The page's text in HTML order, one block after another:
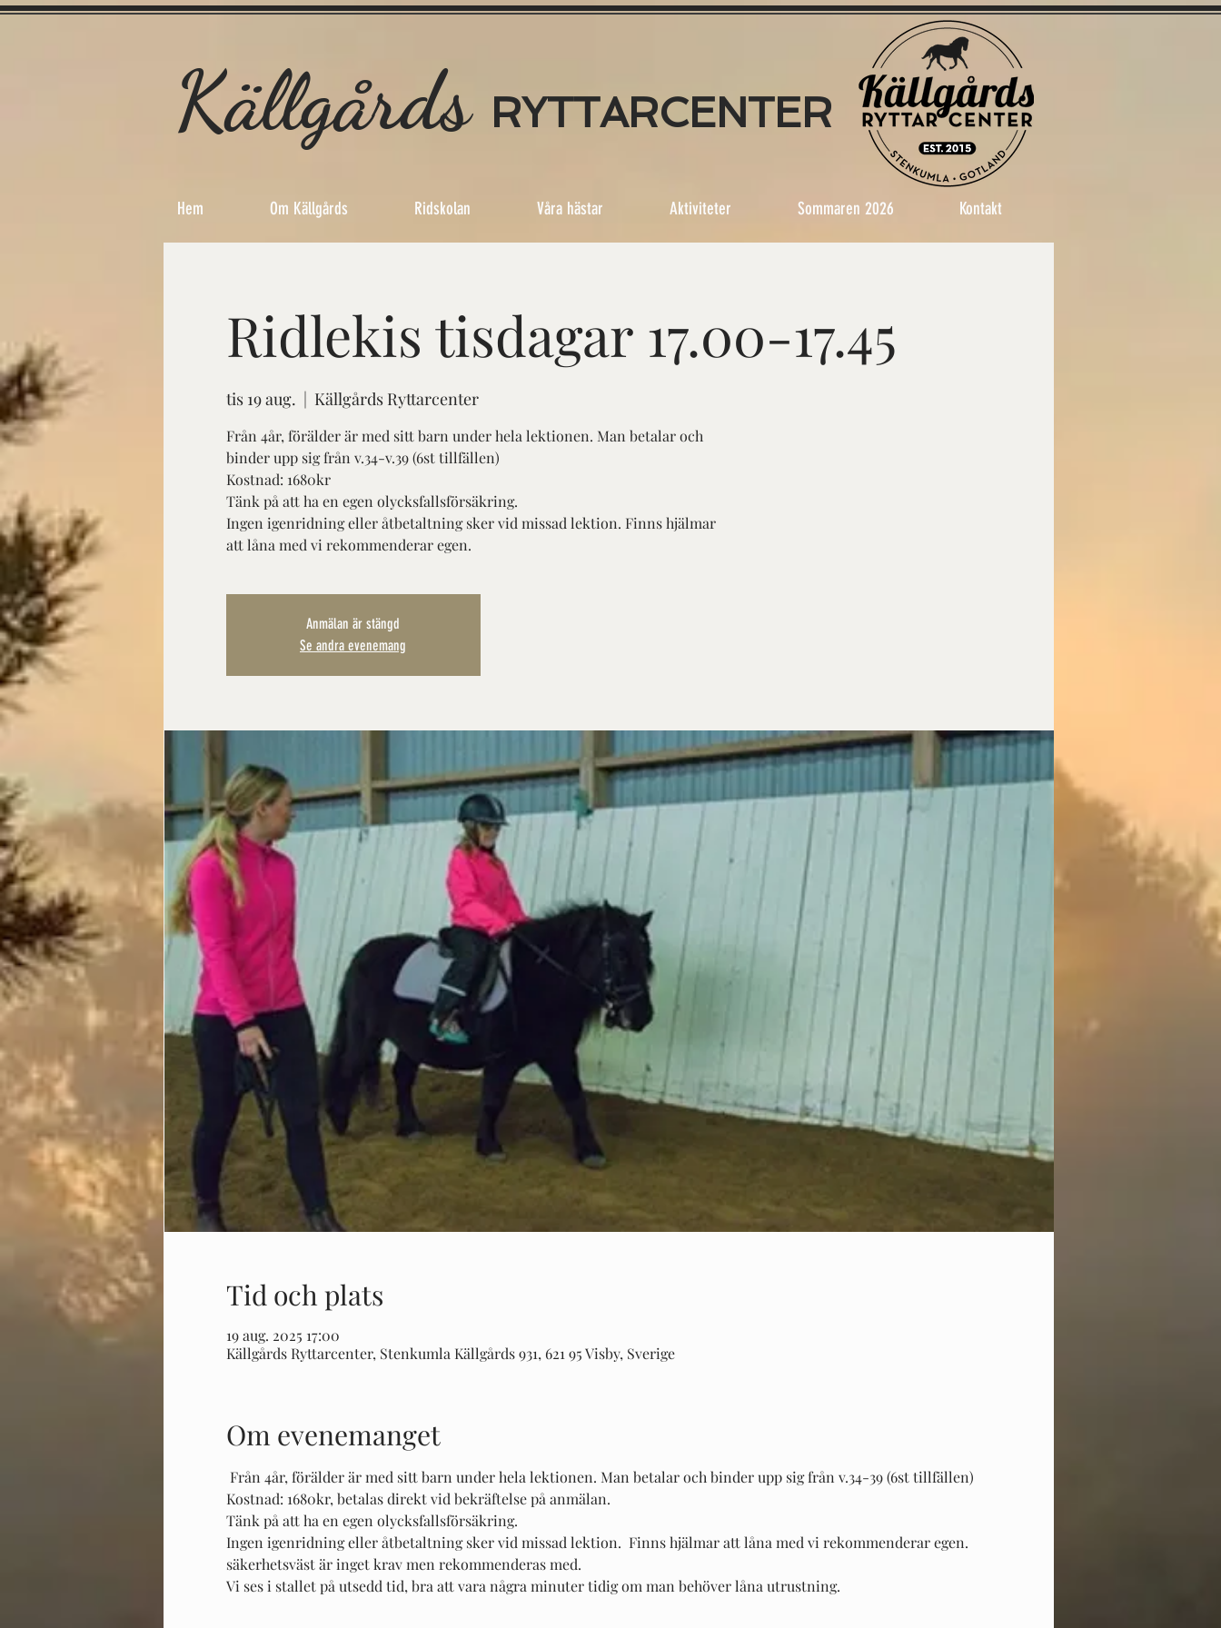
Källgårds RYTTARCENTER
Hem Om Källgårds Ridskolan Våra hästar Aktiviteter Sommaren 2026 Kontakt
Ridlekis tisdagar 17.00-17.45
tis 19 aug.
  |
Källgårds Ryttarcenter
Från 4år, förälder är med sitt barn under hela lektionen. Man betalar och
binder upp sig från v.34-v.39 (6st tillfällen)
Kostnad: 1680kr
Tänk på att ha en egen olycksfallsförsäkring.
Ingen igenridning eller åtbetaltning sker vid missad lektion. Finns hjälmar
att låna med vi rekommenderar egen.
Anmälan är stängd
Se andra evenemang
Tid och plats
19 aug. 2025 17:00
Källgårds Ryttarcenter, Stenkumla Källgårds 931, 621 95 Visby, Sverige
Om evenemanget
Från 4år, förälder är med sitt barn under hela lektionen. Man betalar och binder upp sig från v.34-39 (6st tillfällen)
Kostnad: 1680kr, betalas direkt vid bekräftelse på anmälan.
Tänk på att ha en egen olycksfallsförsäkring.
Ingen igenridning eller åtbetaltning sker vid missad lektion.  Finns hjälmar att låna med vi rekommenderar egen.
säkerhetsväst är inget krav men rekommenderas med.
Vi ses i stallet på utsedd tid, bra att vara några minuter tidig om man behöver låna utrustning.